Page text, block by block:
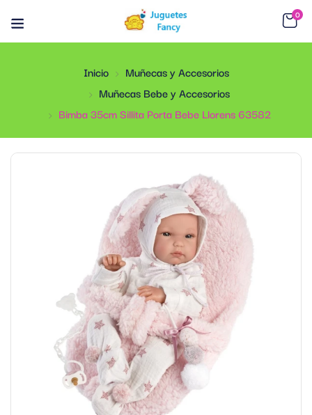
0
Inicio
Muñecas y Accesorios
Muñecas Bebe y Accesorios
Bimba 35cm Sillita Porta Bebe Llorens 63582